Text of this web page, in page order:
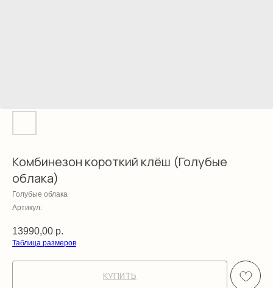
Комбинезон короткий клёш (Голубые
облака)
Голубые облака
Артикул:
13990,00 р.
Таблица размеров
КУПИТЬ